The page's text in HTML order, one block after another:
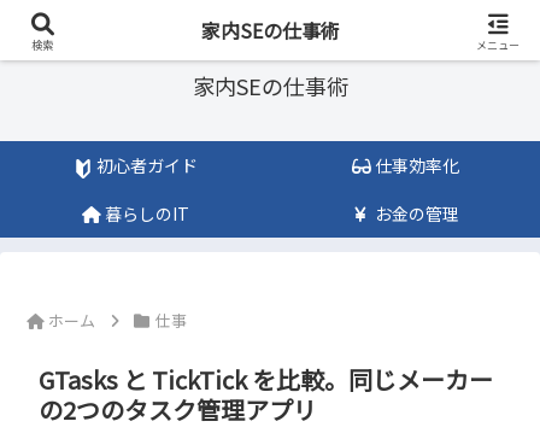
ITのチカラで「まじめ」に仕事をサボろう
家内SEの仕事術
初心者ガイド
仕事効率化
暮らしのIT
お金の管理
ホーム 仕事
GTasks と TickTick を比較。同じメーカー
の2つのタスク管理アプリ
検索
家内SEの仕事術
メニュー